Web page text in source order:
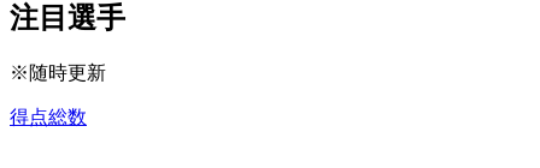
注目選手
※随時更新
得点総数